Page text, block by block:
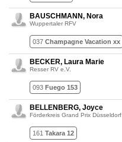
BAUSCHMANN, Nora
Wuppertaler RFV
037 Champagne Vacation xx
BECKER, Laura Marie
Resser RV e.V.
093 Fuego 153
BELLENBERG, Joyce
Förderkreis Grand Prix Düsseldorf
161 Takara 12